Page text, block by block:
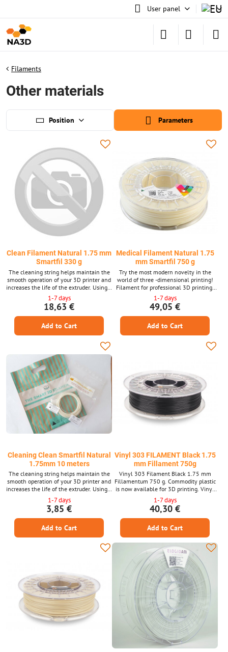
User panel
Filaments
Other materials
Position Parameters
Clean Filament Natural 1.75 mm
Smartfil 330 g
The cleaning string helps maintain the
smooth operation of your 3D printer and
increases the life of the extruder. Using a
cleaning string when changing the color
or type of material to ensure perfect
removal of residues deposited inside the
print head.
1-7 days
18,63 €
Add to Cart
Medical Filament Natural 1.75
mm Smartfil 750 g
Try the most modern novelty in the
world of three -dimensional printing!
Filament for professional 3D printing,
suitable for use in healthcare. Print your
models with a material meeting strict
biocompatibility conditions.
1-7 days
49,05 €
Add to Cart
Cleaning Clean Smartfil Natural
1.75mm 10 meters
The cleaning string helps maintain the
smooth operation of your 3D printer and
increases the life of the extruder. Using a
cleaning string when changing the color
or type of material to ensure perfect
removal of residues deposited inside the
print head.
1-7 days
3,85 €
Add to Cart
Vinyl 303 FILAMENT Black 1.75
mm Fillament 750g
Vinyl 303 Filament Black 1.75 mm
Fillamentum 750 g. Commodity plastic
is now available for 3D printing. Vinyl
303 will offer you great mechanical
features, stamina and impact resistance.
1-7 days
40,30 €
Add to Cart